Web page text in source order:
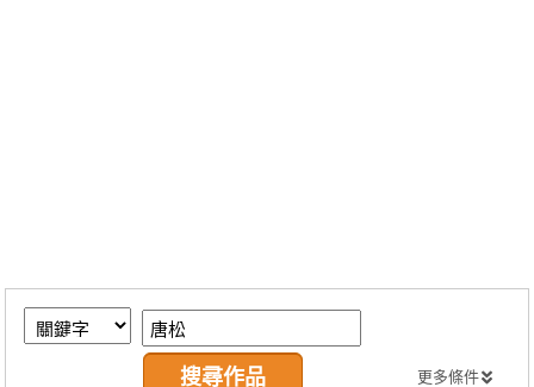
繪圖藝廊
交流中心
攤位轉讓區 更多條件